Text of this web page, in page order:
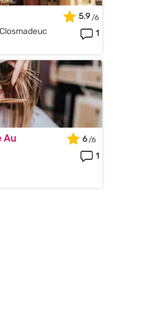
5.9
1
Au
6
1